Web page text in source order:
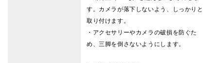
す。カメラが落下しないよう、しっかりと
取り付けます。
・アクセサリーやカメラの破損を防ぐた
め、三脚を倒さないようにします。